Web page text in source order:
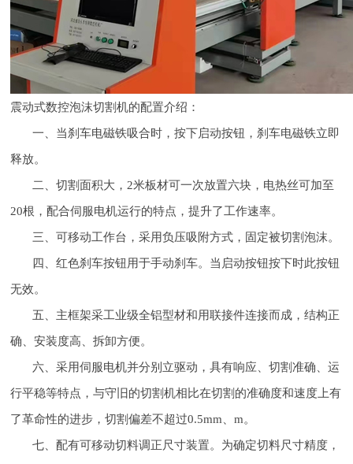
震动式数控泡沫切割机的配置介绍：
一、当刹车电磁铁吸合时，按下启动按钮，刹车电磁铁立即
释放。
二、切割面积大，2米板材可一次放置六块，电热丝可加至
20根，配合伺服电机运行的特点，提升了工作速率。
三、可移动工作台，采用负压吸附方式，固定被切割泡沫。
四、红色刹车按钮用于手动刹车。当启动按钮按下时此按钮
无效。
五、主框架采工业级全铝型材和用联接件连接而成，结构正
确、安装度高、拆卸方便。
六、采用伺服电机并分别立驱动，具有响应、切割准确、运
行平稳等特点，与守旧的切割机相比在切割的准确度和速度上有
了革命性的进步，切割偏差不超过0.5mm、m。
七、配有可移动切料调正尺寸装置。为确定切料尺寸精度，